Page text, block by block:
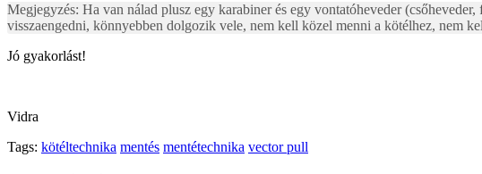
Megjegyzés: Ha van nálad plusz egy karabiner és egy vontatóheveder
visszaengedni, könnyebben dolgozik vele, nem kell közel menni a kötélhez, nem
Jó gyakorlást!
Vidra
Tags: kötéltechnika mentés mentétechnika vector pull